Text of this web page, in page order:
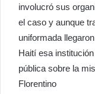
involucró sus
el caso y aunque
uniformada
Haití esa
pública sobre la
Florentino